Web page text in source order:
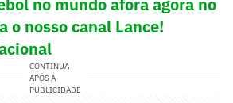
o nosso canal Lance!
CONTINUA
APÓS A
PUBLICIDADE